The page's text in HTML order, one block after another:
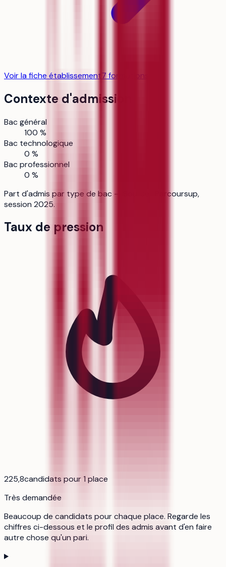
Voir la fiche établissement7 formation
Contexte d'admission
Bac général
100 %
Bac technologique
0 %
Bac professionnel
0 %
Part d'admis par type de bac — Source : Parcoursup,
session 2025.
Taux de pression
225,8candidats pour 1 place
Très demandée
Beaucoup de candidats pour chaque place. Regarde les
chiffres ci-dessous et le profil des admis avant d'en faire
autre chose qu'un pari.